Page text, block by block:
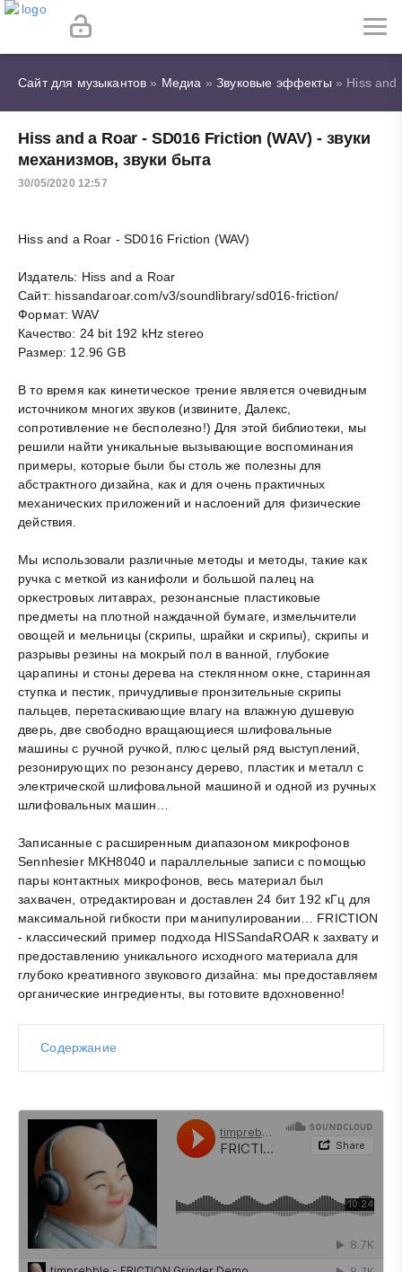
Сайт для музыкантов » Медиа »Звуковые эффекты » Hiss and
Hiss and a Roar - SD016 Friction (WAV) - звуки
механизмов, звуки быта
30/05/2020 12:57
Hiss and a Roar - SD016 Friction (WAV)
Издатель: Hiss and a Roar
Сайт: hissandaroar.com/v3/soundlibrary/sd016-friction/
Формат: WAV
Качество: 24 bit 192 kHz stereo
Размер: 12.96 GB
В то время как кинетическое трение является очевидным
источником многих звуков (извините, Далекс,
сопротивление не бесполезно!) Для этой библиотеки, мы
решили найти уникальные вызывающие воспоминания
примеры, которые были бы столь же полезны для
абстрактного дизайна, как и для очень практичных
механических приложений и наслоений для физические
действия.
Мы использовали различные методы и методы, такие как
ручка с меткой из канифоли и большой палец на
оркестровых литаврах, резонансные пластиковые
предметы на плотной наждачной бумаге, измельчители
овощей и мельницы (скрипы, шрайки и скрипы), скрипы и
разрывы резины на мокрый пол в ванной, глубокие
царапины и стоны дерева на стеклянном окне, старинная
ступка и пестик, причудливые пронзительные скрипы
пальцев, перетаскивающие влагу на влажную душевую
дверь, две свободно вращающиеся шлифовальные
машины с ручной ручкой, плюс целый ряд выступлений,
резонирующих по резонансу дерево, пластик и металл с
электрической шлифовальной машиной и одной из ручных
шлифовальных машин…
Записанные с расширенным диапазоном микрофонов
Sennhesier MKH8040 и параллельные записи с помощью
пары контактных микрофонов, весь материал был
захвачен, отредактирован и доставлен 24 бит 192 кГц для
максимальной гибкости при манипулировании… FRICTION
- классический пример подхода HISSandaROAR к захвату и
предоставлению уникального исходного материала для
глубоко креативного звукового дизайна: мы предоставляем
органические ингредиенты, вы готовите вдохновенно!
Содержание